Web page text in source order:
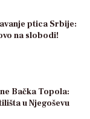
ptica Srbije:
na slobodi!
Bačka Topola:
u Njegoševu